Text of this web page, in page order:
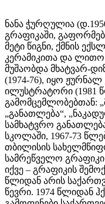
ნანა ჭურღულია
გრაფიკაში,
მეტი წიგნი, ქმნის
კერამიკითა და
მუშაობდა მხატვარ-
(1974-76), იყო
ილუსტრატორი (1981
გამომცემლობებთან:
„განათლება“,
სამხატვრო
სკოლაში, 1967-73
თბილისის
სამრეწველო
იქვე – გრაფიკის
წლიდან არის
წევრი. 1974 წლიდან